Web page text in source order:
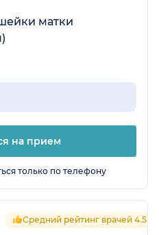
матки
на прием
только по телефону
Средний рейтинг врачей 4.5